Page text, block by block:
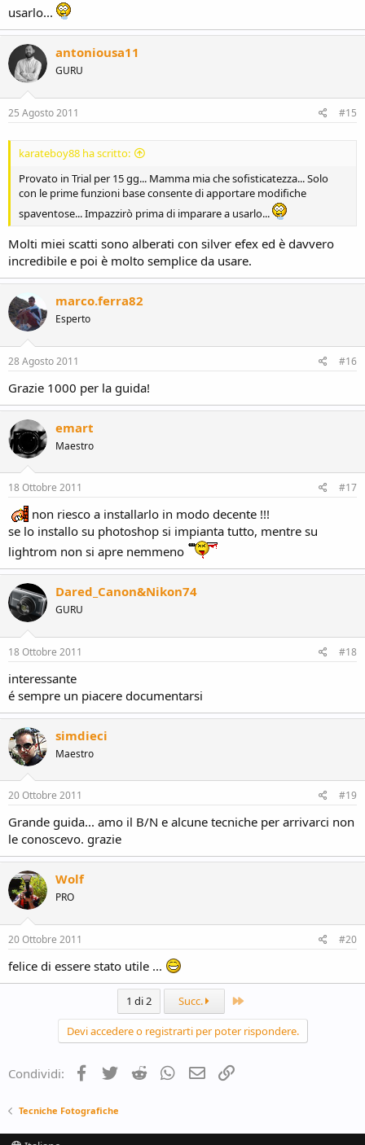
usarlo...
antoniousa11
GURU
25 Agosto 2011 #15
karateboy88 ha scritto:
Provato in Trial per 15 gg... Mamma mia che sofisticatezza... Solo
con le prime funzioni base consente di apportare modifiche
spaventose... Impazzirò prima di imparare a usarlo...
Molti miei scatti sono alberati con silver efex ed è davvero
incredibile e poi è molto semplice da usare.
marco.ferra82
Esperto
28 Agosto 2011 #16
Grazie 1000 per la guida!
emart
Maestro
18 Ottobre 2011 #17
non riesco a installarlo in modo decente !!!
se lo installo su photoshop si impianta tutto, mentre su
lightrom non si apre nemmeno
Dared_Canon&Nikon74
GURU
18 Ottobre 2011 #18
interessante
é sempre un piacere documentarsi
simdieci
Maestro
20 Ottobre 2011 #19
Grande guida... amo il B/N e alcune tecniche per arrivarci non
le conoscevo. grazie
Wolf
PRO
20 Ottobre 2011 #20
felice di essere stato utile ...
1 di 2 Succ. Ultimo
Devi accedere o registrarti per poter rispondere.
Condividi: Facebook
TwitterReddit WhatsApp
e-mailLink
Tecniche Fotografiche